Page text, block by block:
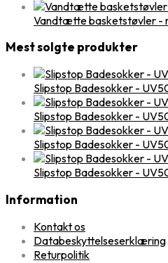
Vandtætte basketstøvler -
Mest solgte produkter
Slipstop Badesokker -
Slipstop Badesokker -
Slipstop Badesokker -
Slipstop Badesokker -
Information
Kontakt os
Databeskyttelseserklæring
Returpolitik